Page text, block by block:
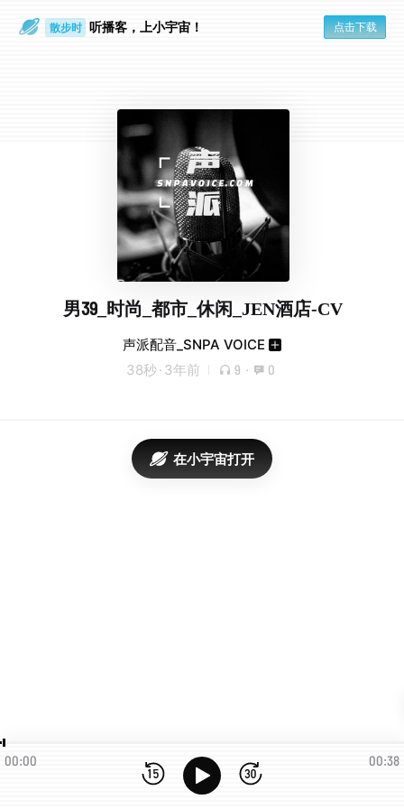
散步时 听播客，上小宇宙！ 点击下载
男39_时尚_都市_休闲_JEN酒店-CV
声派配音_SNPA VOICE
38秒· 3年前 9 · 0
在小宇宙打开
00:00 00:38